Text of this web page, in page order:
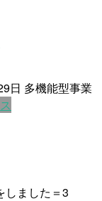
日 多機能型事業
しました＝3